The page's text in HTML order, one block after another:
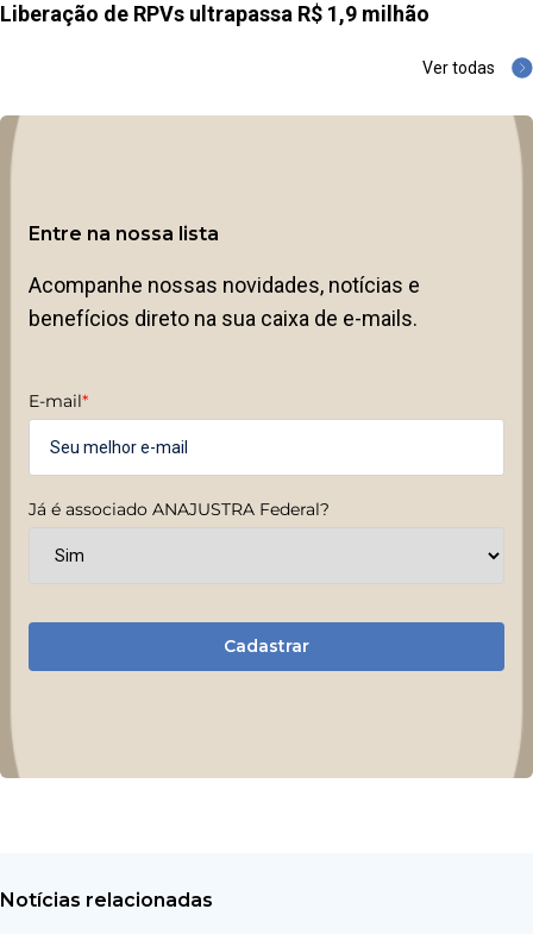
Liberação de RPVs ultrapassa R$ 1,9 milhão
Ver todas
Entre na nossa lista
Acompanhe nossas novidades, notícias e
benefícios direto na sua caixa de e-mails.
E-mail*
Já é associado ANAJUSTRA Federal?
Cadastrar
Notícias relacionadas